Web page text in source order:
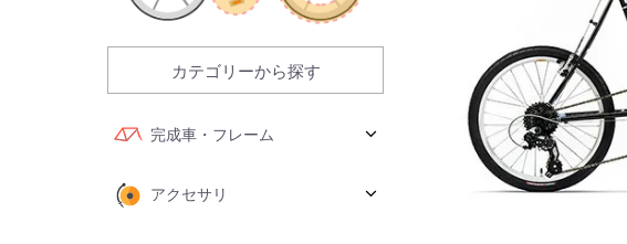
カテゴリーから探す
完成車・フレーム
アクセサリ